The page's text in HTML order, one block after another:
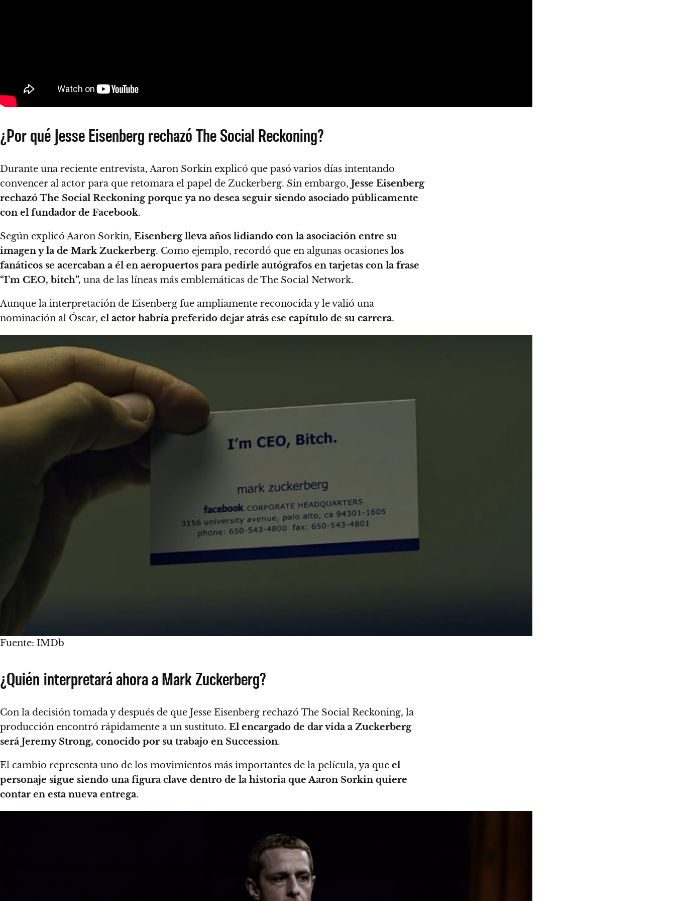
¿Por qué Jesse Eisenberg rechazó The Social Reckoning?
Durante una reciente entrevista, Aaron Sorkin explicó que pasó varios días intentando
convencer al actor para que retomara el papel de Zuckerberg. Sin embargo, Jesse Eisenberg
rechazó The Social Reckoning porque ya no desea seguir siendo asociado públicamente
con el fundador de Facebook.
Según explicó Aaron Sorkin, Eisenberg lleva años lidiando con la asociación entre su
imagen y la de Mark Zuckerberg. Como ejemplo, recordó que en algunas ocasiones los
fanáticos se acercaban a él en aeropuertos para pedirle autógrafos en tarjetas con la frase
“I’m CEO, bitch”, una de las líneas más emblemáticas de The Social Network.
Aunque la interpretación de Eisenberg fue ampliamente reconocida y le valió una
nominación al Óscar, el actor habría preferido dejar atrás ese capítulo de su carrera.
Fuente: IMDb
¿Quién interpretará ahora a Mark Zuckerberg?
Con la decisión tomada y después de que Jesse Eisenberg rechazó The Social Reckoning, la
producción encontró rápidamente a un sustituto. El encargado de dar vida a Zuckerberg
será Jeremy Strong, conocido por su trabajo en Succession.
El cambio representa uno de los movimientos más importantes de la película, ya que el
personaje sigue siendo una figura clave dentro de la historia que Aaron Sorkin quiere
contar en esta nueva entrega.